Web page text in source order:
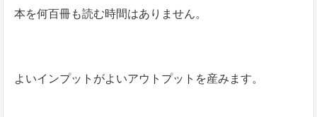
本を何百冊も読む時間はありません。
よいインプットがよいアウトプットを産みます。